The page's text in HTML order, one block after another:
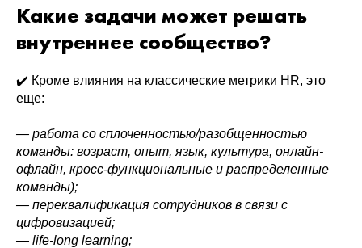
Какие задачи может решать
внутреннее сообщество?
✔️ Кроме влияния на классические метрики HR, это
еще:
— работа со сплоченностью/разобщенностью
команды: возраст, опыт, язык, культура, онлайн-
офлайн, кросс-функциональные и распределенные
команды);
— переквалификация сотрудников в связи с
цифровизацией;
— life-long learning;